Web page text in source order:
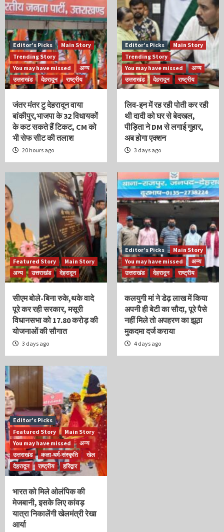
Editor’s Picks
Main Story
Trending Story
You may have missed
अन्य
उत्तराखंड
देहरादून राष्ट्रीय
जंतर मंतर टु देहरादून वाया
बांकीपुर,भाजपा के 32 विधायकों
के कट सकते हैं टिकट, CM को
भी सेफ सीट की तलाश
20 hours ago
Editor’s Picks
Main Story
Trending Story
You may have missed
अन्य
उत्तराखंड
देहरादून राष्ट्रीय
लिव-इन में रह रही पोती कर रही
थी दादी को घर से बेदखल,
पीड़िता ने DM से लगाई गुहार,
अब होगा एक्शन
3 days ago
Featured Story
Main Story
अन्य
उत्तराखंड देहरादून
सीएम बोले-बिना रुके,थके वादे
पूरे कर रही सरकार, मसूरी
विधानसभा को 17.80 करोड़ की
योजनाओं की सौगात
3 days ago
Editor’s Picks
Main Story
You may have missed
अन्य
उत्तराखंड
देहरादून राष्ट्रीय
कलयुगी मां ने डेढ़ लाख में किया
अपनी ही बेटी का सौदा, पूरे पैसे
नहीं मिले तो अपहरण का झूठा
मुकदमा दर्ज कराया
4 days ago
Editor’s Picks
Featured Story
Main Story
You may have missed
अन्य
उत्तराखंड
कला-धर्म-संस्कृति
खेल
देहरादून
राष्ट्रीय हरिद्वार
भारत को मिले ओलंपिक की
मेजबानी, इसके लिए कांवड़
यात्रा निकालेंगी खेलमंत्री रेखा
आर्या